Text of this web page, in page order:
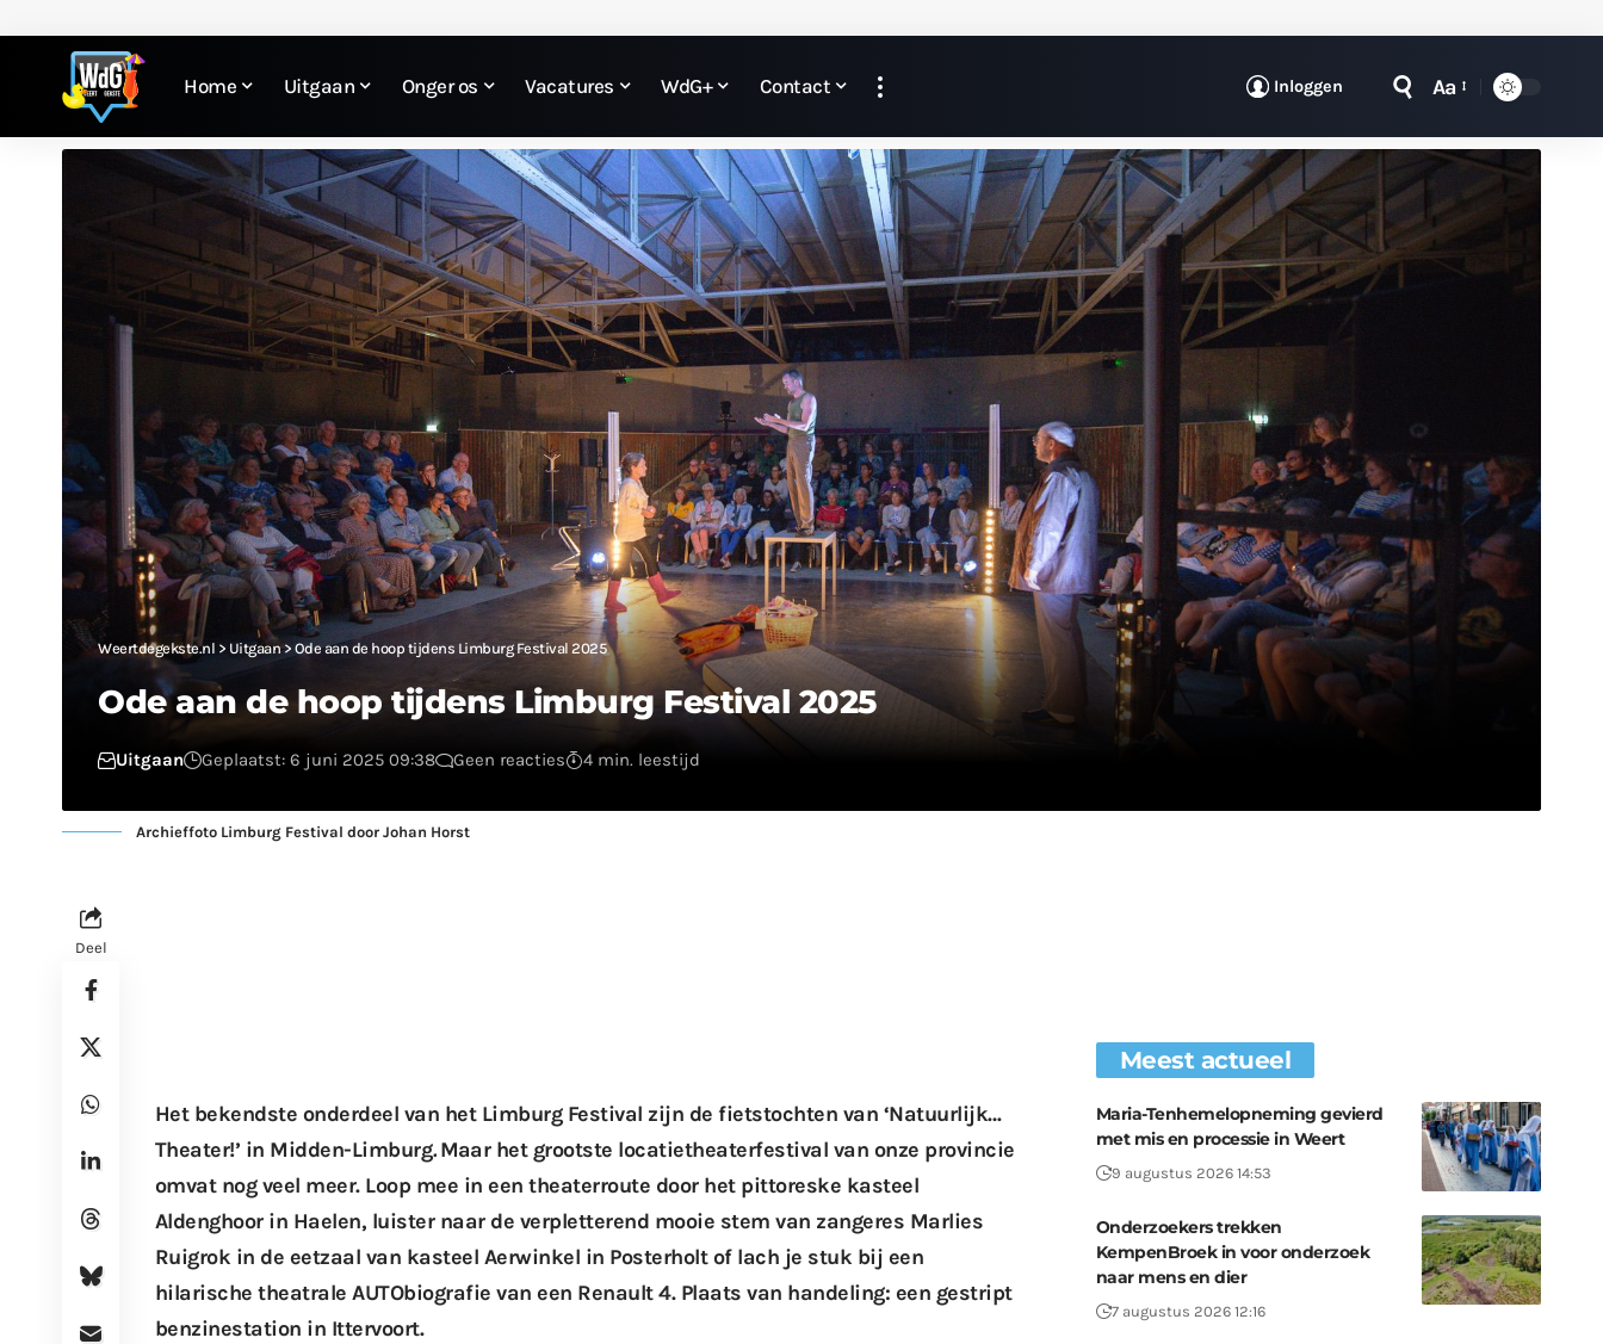
Home Uitgaan Onger os Vacatures WdG+ Contact Inloggen Aa
Weertdegekste.nl > Uitgaan> Ode aan de hoop tijdens Limburg Festival 2025
Ode aan de hoop tijdens Limburg Festival 2025
Uitgaan Geplaatst: 6 juni 2025 09:38 Geen reacties 4 min. leestijd
Archieffoto Limburg Festival door Johan Horst
Deel
Het bekendste onderdeel van het Limburg Festival zijn de fietstochten van ‘Natuurlijk…
Theater!’ in Midden-Limburg.Maar het grootste locatietheaterfestival van onze provincie
omvat nog veel meer. Loop mee in een theaterroute door het pittoreske kasteel
Aldenghoor in Haelen, luister naar de verpletterend mooie stem van zangeres Marlies
Ruigrok in de eetzaal van kasteel Aerwinkel in Posterholt of lach je stuk bij een
hilarische theatrale AUTObiografie van een Renault 4. Plaats van handeling: een gestript
benzinestation in Ittervoort.
Meest actueel
Maria-Tenhemelopneming gevierd
met mis en processie in Weert
9 augustus 2026 14:53
Onderzoekers trekken
KempenBroek in voor onderzoek
naar mens en dier
7 augustus 2026 12:16